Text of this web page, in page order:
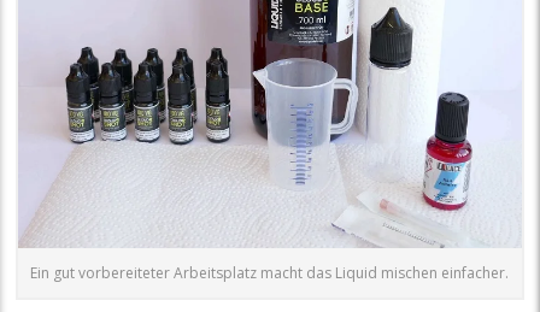
Ein gut vorbereiteter Arbeitsplatz macht das Liquid mischen einfacher.